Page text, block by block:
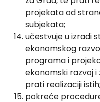
projekata od
subjekata;
učestvuje u izradi
ekonomskog
programa i
ekonomski razvoj
prati realizaciji istih;
pokreće